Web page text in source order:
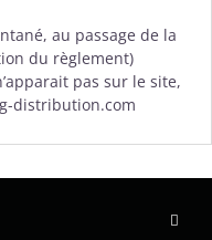
au passage de la
du règlement)
pas sur le site,
distribution.com